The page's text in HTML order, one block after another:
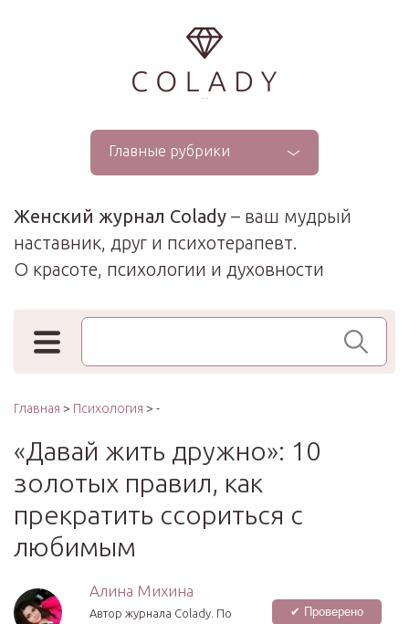
...
Главные рубрики
Женский журнал Colady – ваш мудрый
наставник, друг и психотерапевт.
О красоте, психологии и духовности
Поиск по сайту
Главная > Психология > -
«Давай жить дружно»: 10
золотых правил, как
прекратить ссориться с
любимым
Алина Михина
Автор журнала Colady. По
✔ Проверено